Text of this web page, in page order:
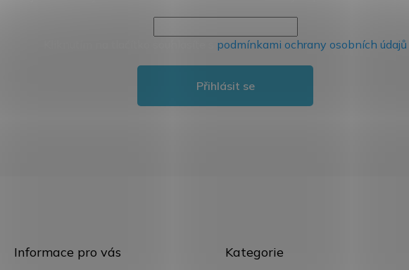
podmínkami ochrany osobních údajů
Přihlásit se
Informace pro vás
kategorie
Kategorie